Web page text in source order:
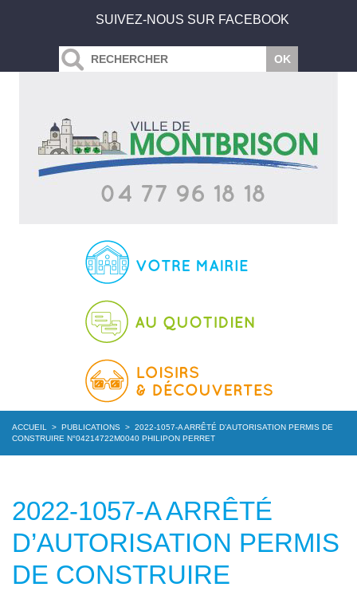
SUIVEZ-NOUS SUR FACEBOOK
ACCUEIL > PUBLICATIONS > 2022-1057-A ARRÊTÉ D’AUTORISATION PERMIS DE
CONSTRUIRE N°04214722M0040 PHILIPON PERRET
2022-1057-A ARRÊTÉ
D’AUTORISATION PERMIS
DE CONSTRUIRE